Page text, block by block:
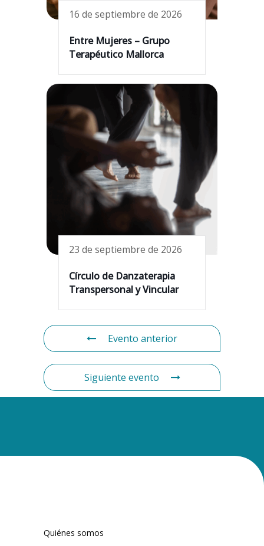
16 de septiembre de 2026
Entre Mujeres – Grupo
Terapéutico Mallorca
23 de septiembre de 2026
Círculo de Danzaterapia
Transpersonal y Vincular
Evento anterior
Siguiente evento
Quiénes somos